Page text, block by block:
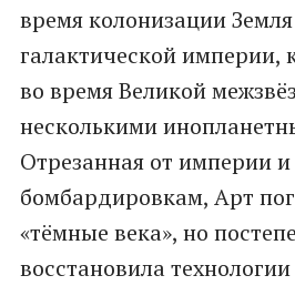
время колонизации
галактической империи,
во время Великой
несколькими
Отрезанная от империи
бомбардировкам, Арт
«тёмные века», но
восстановила технологии